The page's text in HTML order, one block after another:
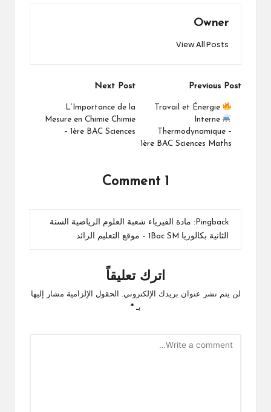
Owner
View All Posts
Post
navigation
Previous Post
Travail et Énergie
Interne
Thermodynamique –
1ère BAC Sciences Maths
Next Post
L’Importance de la
Mesure en Chimie Chimie
– 1ère BAC Sciences
1 Comment
Pingback:
مادة الفيزياء شعبة العلوم الرياضية السنة
الثانية بكالوريا 1Bac SM – موقع التعليم الرائد
اترك تعليقاً
لن يتم نشر عنوان بريدك الإلكتروني.
الحقول الإلزامية مشار إليها
بـ*